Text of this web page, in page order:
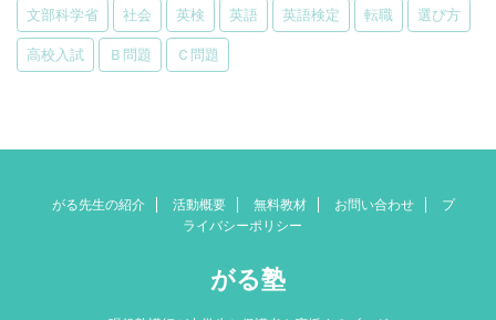
文部科学省 社会 英検 英語 英語検定 転職 選び方
高校入試 Ｂ問題 Ｃ問題
がる先生の紹介 活動概要 無料教材 お問い合わせ
プ
ライバシーポリシー
がる塾